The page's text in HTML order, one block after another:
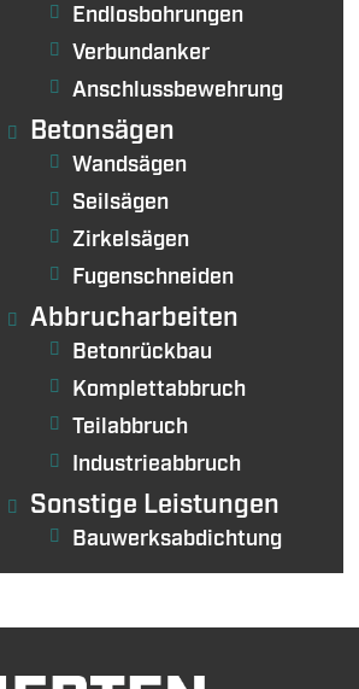
Endlosbohrungen
Verbundanker
Anschlussbewehrung
Betonsägen
Wandsägen
Seilsägen
Zirkelsägen
Fugenschneiden
Abbrucharbeiten
Betonrückbau
Komplettabbruch
Teilabbruch
Industrieabbruch
Sonstige Leistungen
Bauwerksabdichtung